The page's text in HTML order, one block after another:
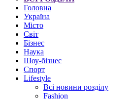
Головна
Україна
Місто
Світ
Бізнес
Наука
Шоу-бізнес
Спорт
Lifestyle
Всі новини розділу
Fashion